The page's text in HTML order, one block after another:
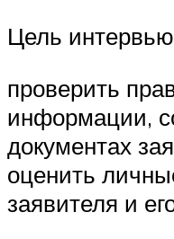
Цель
проверить
информации,
документах
оценить
заявителя и